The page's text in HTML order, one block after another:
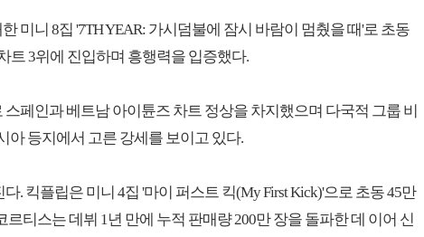
미니 8집 '7TH YEAR: 가시덤불에 잠시 바람이 멈췄을 때'로 초동
트 3위에 진입하며 흥행력을 입증했다.
스페인과 베트남 아이튠즈 차트 정상을 차지했으며 다국적 그룹 비
아 등지에서 고른 강세를 보이고 있다.
. 킥플립은 미니 4집 '마이 퍼스트 킥(My First Kick)'으로 초동 45만
티스는 데뷔 1년 만에 누적 판매량 200만 장을 돌파한 데 이어 신